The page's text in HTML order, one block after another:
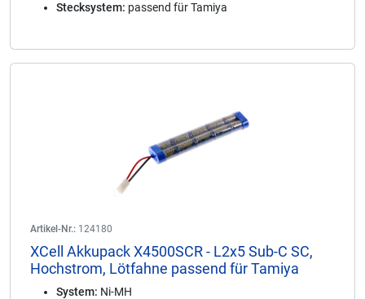
Stecksystem: passend für Tamiya
Artikel-Nr.: 124180
XCell Akkupack X4500SCR - L2x5 Sub-C SC,
Hochstrom, Lötfahne passend für Tamiya
System: Ni-MH